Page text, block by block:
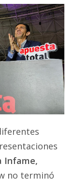
Infame,
no terminó